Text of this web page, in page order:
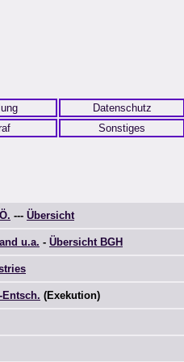
Datenschutz
Sonstiges
--- Übersicht
u.a. - Übersicht BGH
(Exekution)